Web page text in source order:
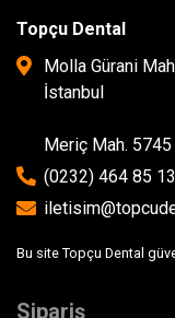
Topçu Dental
Molla Gürani
İstanbul
Meriç Mah.
(0232) 464 85 13
Bu site Topçu Dental
Sipariş